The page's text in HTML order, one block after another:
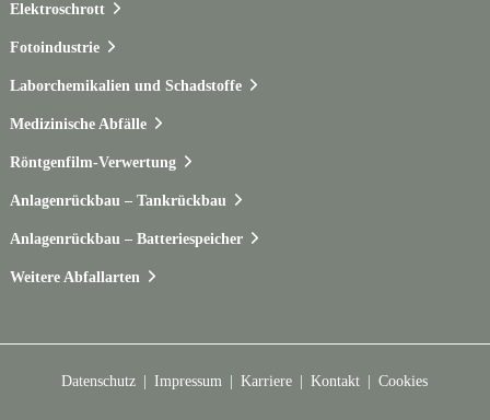
Elektroschrott
Fotoindustrie
Laborchemikalien und Schadstoffe
Medizinische Abfälle
Röntgenfilm-Verwertung
Anlagenrückbau – Tankrückbau
Anlagenrückbau – Batteriespeicher
Weitere Abfallarten
Datenschutz Impressum Karriere Kontakt Cookies